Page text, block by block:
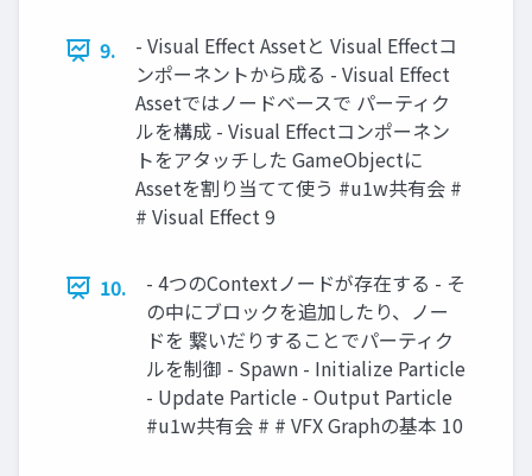
9.
- Visual Effect Assetと Visual Effectコ
ンポーネントから成る - Visual Effect
Assetではノードベースで パーティク
ルを構成 - Visual Effectコンポーネン
トをアタッチした GameObjectに
Assetを割り当てて使う #u1w共有会 #
# Visual Effect 9
10.
- 4つのContextノードが存在する - そ
の中にブロックを追加したり、ノー
ドを 繋いだりすることでパーティク
ルを制御 - Spawn - Initialize Particle
- Update Particle - Output Particle
#u1w共有会 # # VFX Graphの基本 10